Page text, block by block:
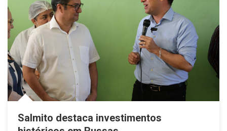
Salmito destaca investimentos